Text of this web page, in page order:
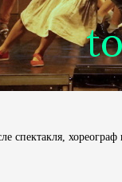
спектакля,